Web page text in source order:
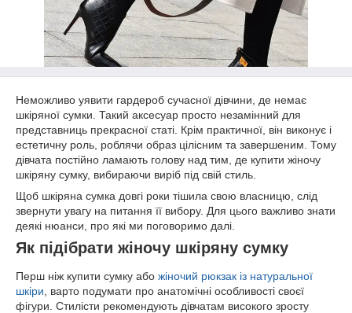
Неможливо уявити гардероб сучасної дівчини, де немає
шкіряної сумки. Такий аксесуар просто незамінний для
представниць прекрасної статі. Крім практичної, він виконує і
естетичну роль, роблячи образ цілісним та завершеним. Тому
дівчата постійно ламають голову над тим, де купити жіночу
шкіряну сумку, вибираючи виріб під свій стиль.
Щоб шкіряна сумка довгі роки тішила свою власницю, слід
звернути увагу на питання її вибору. Для цього важливо знати
деякі нюанси, про які ми поговоримо далі.
Як підібрати жіночу шкіряну сумку
Перш ніж купити сумку або жіночий рюкзак із натуральної
шкіри , варто подумати про анатомічні особливості своєї
фігури. Стилісти рекомендують дівчатам високого зросту